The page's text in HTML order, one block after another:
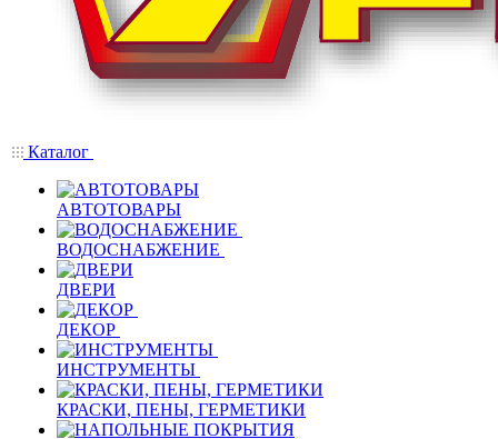
Каталог
АВТОТОВАРЫ
ВОДОСНАБЖЕНИЕ
ДВЕРИ
ДЕКОР
ИНСТРУМЕНТЫ
КРАСКИ, ПЕНЫ, ГЕРМЕТИКИ